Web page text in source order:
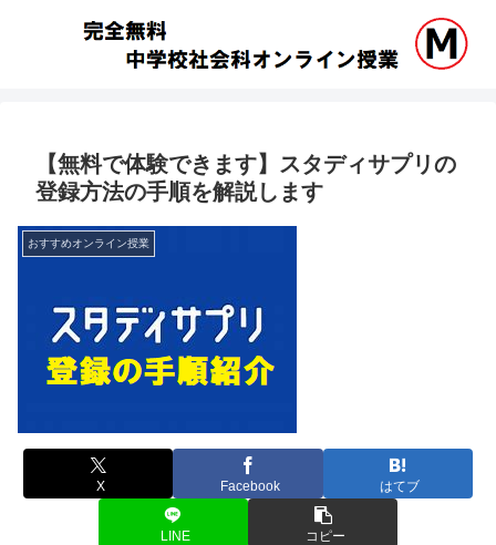
【無料で体験できます】スタディサプリの
登録方法の手順を解説します
おすすめオンライン授業
X Facebook はてブ
LINE コピー